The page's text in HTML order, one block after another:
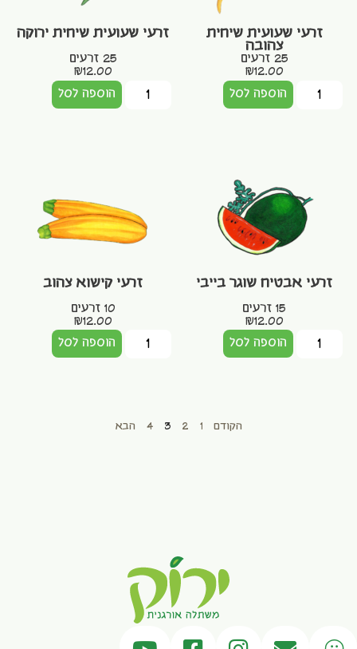
זרעי שעועית שיחית
צהובה
25 זרעים
₪12.00
הוספה לסל
זרעי שעועית שיחית ירוקה
25 זרעים
₪12.00
הוספה לסל
זרעי אבטיח שוגר בייבי
15 זרעים
₪12.00
הוספה לסל
זרעי קישוא צהוב
10 זרעים
₪12.00
הוספה לסל
הקודם 1
2
3
4 הבא